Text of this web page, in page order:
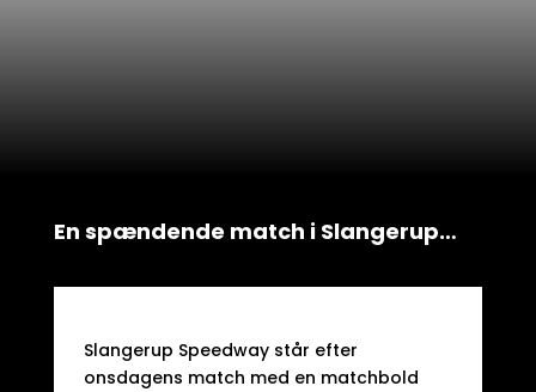
En spændende match i Slangerup…
Slangerup Speedway står efter
onsdagens match med en matchbold